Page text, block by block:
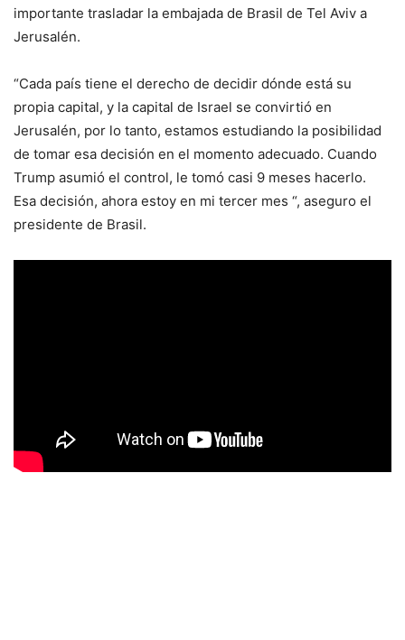
importante trasladar la embajada de Brasil de Tel Aviv a
Jerusalén.
“Cada país tiene el derecho de decidir dónde está su
propia capital, y la capital de Israel se convirtió en
Jerusalén, por lo tanto, estamos estudiando la posibilidad
de tomar esa decisión en el momento adecuado. Cuando
Trump asumió el control, le tomó casi 9 meses hacerlo.
Esa decisión, ahora estoy en mi tercer mes “, aseguro el
presidente de Brasil.